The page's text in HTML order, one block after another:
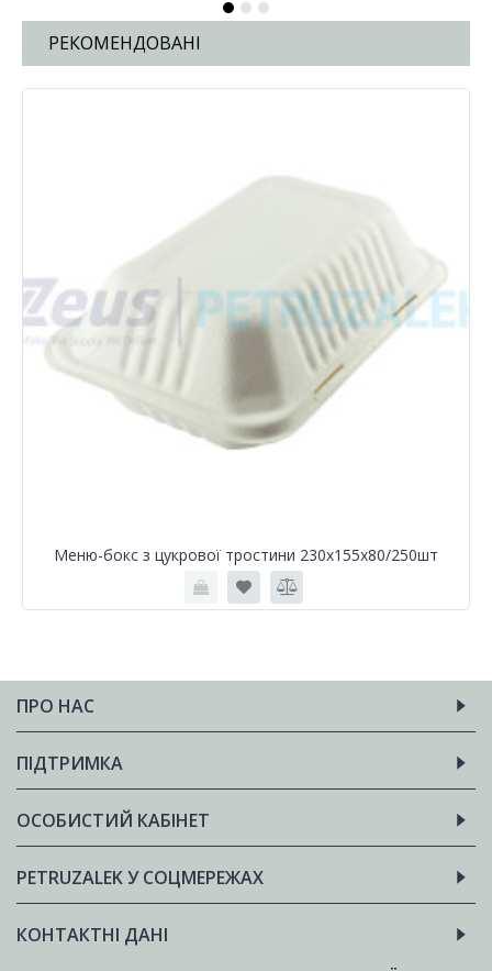
РЕКОМЕНДОВАНІ
Меню-бокс з цукрової тростини 230х155х80/250шт
ПРО НАС
ПІДТРИМКА
ОСОБИСТИЙ КАБІНЕТ
PETRUZALEK У СОЦМЕРЕЖАХ
КОНТАКТНІ ДАНІ